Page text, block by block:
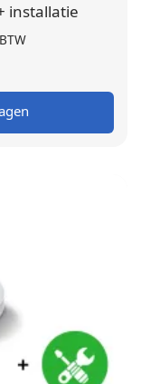
installatie